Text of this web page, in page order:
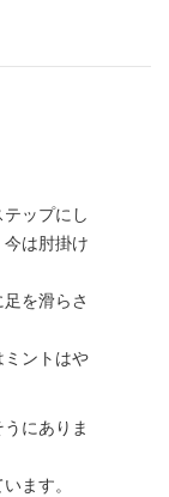
ップにし
は肘掛け
を滑らさ
ミントはや
にありま
ます。